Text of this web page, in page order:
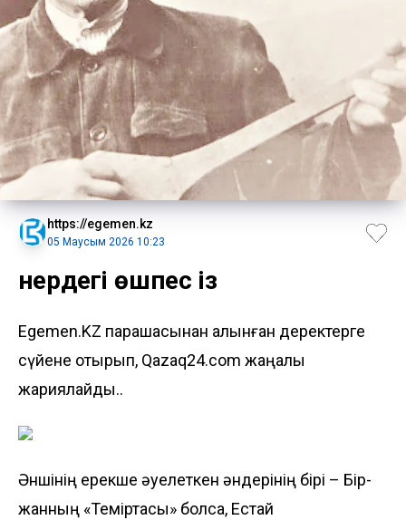
https://egemen.kz
05 Маусым 2026 10:23
Өнердегі өшпес із
Egemen.KZ парақшасынан алынған деректерге
сүйене отырып, Qazaq24.com жаңалық
жариялайды..
Әншінің ерекше әуелеткен ән­де­рінің бірі – Бір­
жан­ның «Теміртасы» болса, Естай